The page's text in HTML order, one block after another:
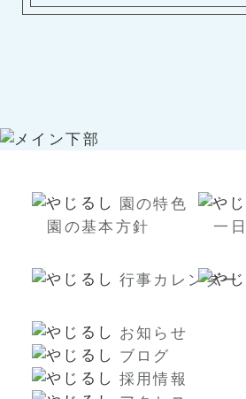
園の特色
園の基本方針
一
行事カレンダー
お知らせ
ブログ
採用情報